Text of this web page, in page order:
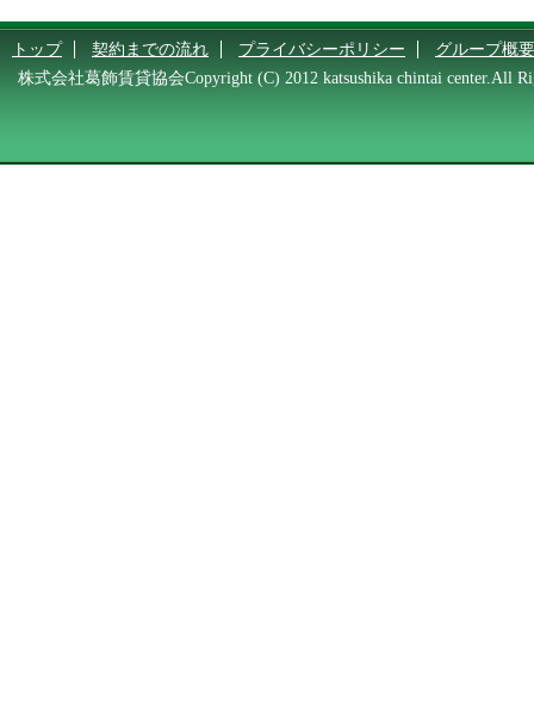
トップ 契約までの流れ プライバシーポリシー
グループ概要
株式会社葛飾賃貸協会Copyright (C) 2012 katsushika chintai center.All